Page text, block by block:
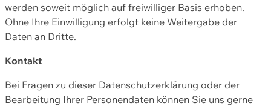
werden soweit möglich auf freiwilliger Basis erhoben.
Ohne Ihre Einwilligung erfolgt keine Weitergabe der
Daten an Dritte.
Kontakt
Bei Fragen zu dieser Datenschutzerklärung oder der
Bearbeitung Ihrer Personendaten können Sie uns gerne